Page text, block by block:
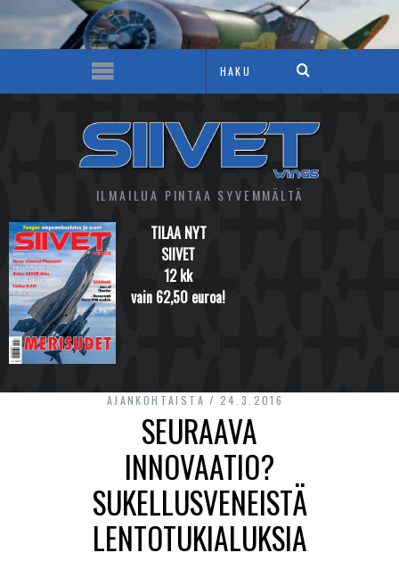
ILMAILUA PINTAA SYVEMMÄLTÄ
TILAA NYT
SIIVET
12 kk
vain 62,50 euroa!
AJANKOHTAISTA 24.3.2016
SEURAAVA
INNOVAATIO?
SUKELLUSVENEISTÄ
LENTOTUKIALUKSIA